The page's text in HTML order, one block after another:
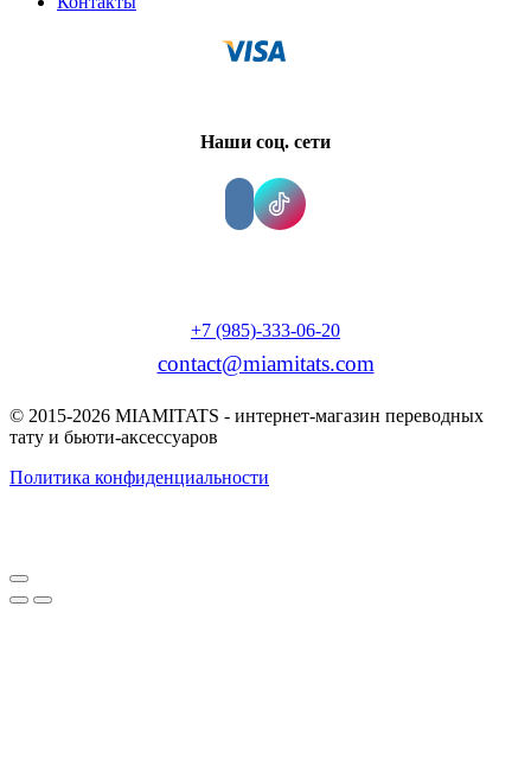
Наши соц. сети
+7 (985)-333-06-20
contact@miamitats.com
© 2015-2026 MIAMITATS - интернет-магазин переводных
тату и бьюти-аксессуаров
Политика конфиденциальности